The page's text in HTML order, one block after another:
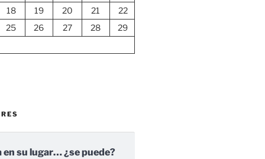
18
19 20 21
22
25
26 27 28 29
en su lugar… ¿se puede?